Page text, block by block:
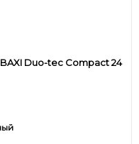
Duo-tec Compact 24